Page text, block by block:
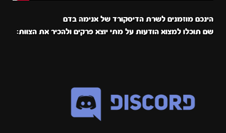
הינכם מוזמנים לשרת הדיסקורד של אנימה בדם
שם תוכלו למצוא הודעות על מתי יוצא פרקים ולהכיר את הצוות: